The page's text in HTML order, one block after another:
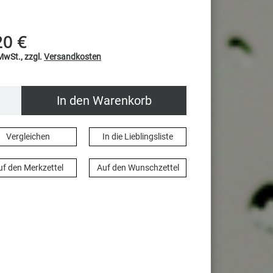
€
zzgl. Versandkosten
In den Warenkorb
Vergleichen In die Lieblingsliste
den Merkzettel Auf den Wunschzettel